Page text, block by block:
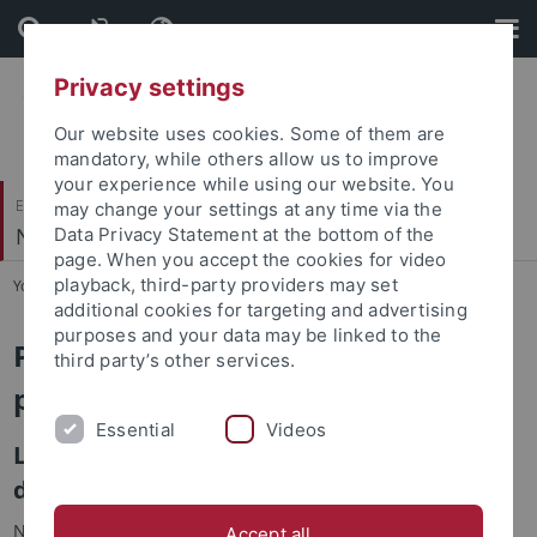
Skip
to
content
Skip
to
footer
Evangelisch-Theologische Fakultät
Neues Testament III
You are here: Startseite ... Forschung
Promotionsprojekte / Dissertation
projects
Laufende Promotionsprojekte / Current
dissertation projects
Nikolai Kohler: „Leben“ und „Tod“ in den Schriften des Paulus.
Privacy settings
Our website uses cookies. Some of them are
mandatory, while others allow us to improve
your experience while using our website. You
may change your settings at any time via the
Data Privacy Statement at the bottom of the
page. When you accept the cookies for video
playback, third-party providers may set
additional cookies for targeting and advertising
purposes and your data may be linked to the
third party’s other services.
Essential Videos